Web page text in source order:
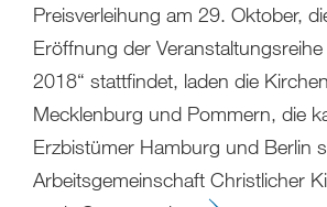
Preisverleihung am 29. Oktober,
Eröffnung der Veranstaltungsreihe
2018“ stattfindet, laden die
Mecklenburg und Pommern, die
Erzbistümer Hamburg und Berlin
Arbeitsgemeinschaft Christlicher